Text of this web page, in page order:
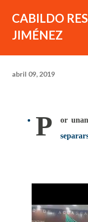
CABILDO
JIMÉNEZ
abril 09, 2019
P
or